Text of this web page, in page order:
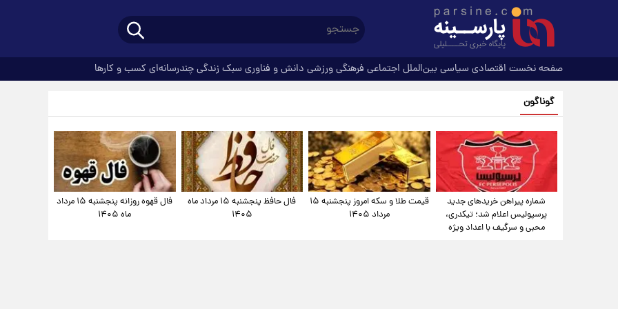
صفحه نخست اقتصادی سیاسی بین‌الملل اجتماعی فرهنگیورزشی دانش و فناوری سبک زندگیچندرسانه‌ای کسب و کارها
گوناگون
شماره پیراهن خریدهای جدید
پرسپولیس اعلام شد؛ تیکدری،
محبی و سرگیف با اعداد ویژه
قیمت طلا و سکه امروز پنجشنبه ۱۵
مرداد ۱۴۰۵
فال حافظ پنجشنبه ۱۵ مرداد ماه
۱۴۰۵
فال قهوه روزانه پنجشنبه ۱۵ مرداد
ماه ۱۴۰۵